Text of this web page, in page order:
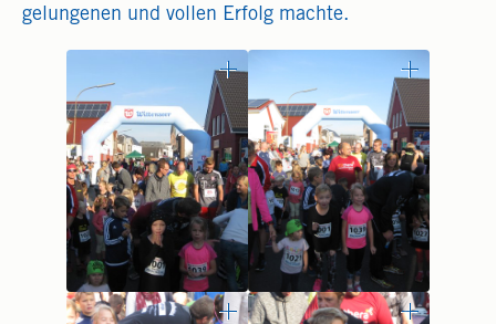
gelungenen und vollen Erfolg machte.